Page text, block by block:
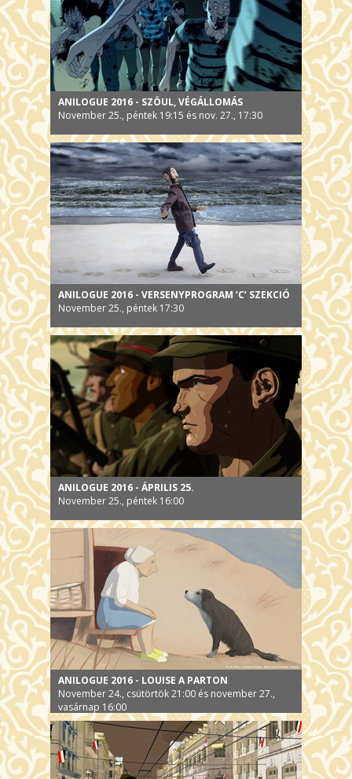
ANILOGUE 2016 - SZÖUL, VÉGÁLLOMÁS
November 25., péntek 19:15 és nov. 27., 17:30
ANILOGUE 2016 - VERSENYPROGRAM ‘C’ SZEKCIÓ
November 25., péntek 17:30
ANILOGUE 2016 - ÁPRILIS 25.
November 25., péntek 16:00
ANILOGUE 2016 - LOUISE A PARTON
November 24., csütörtök 21:00 és november 27.,
vasárnap 16:00